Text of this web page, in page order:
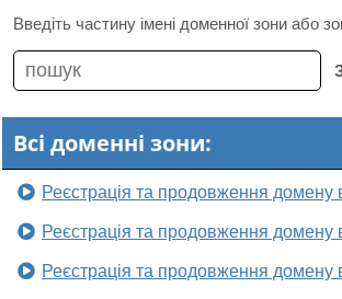
Введіть частину імені доменної зони або
Всі доменні зони:
Реєстрація та продовження домену
Реєстрація та продовження домену
Реєстрація та продовження домену